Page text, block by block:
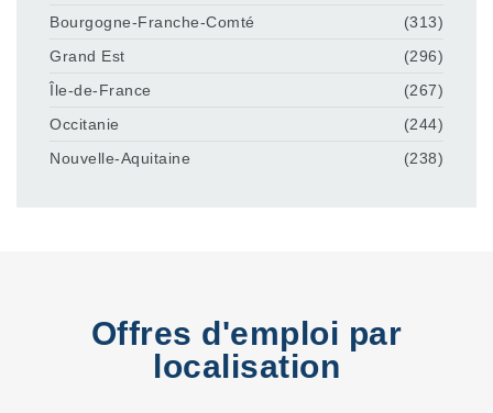
Bourgogne-Franche-Comté
(313)
Grand Est
(296)
Île-de-France
(267)
Occitanie
(244)
Nouvelle-Aquitaine
(238)
Offres d'emploi par
localisation